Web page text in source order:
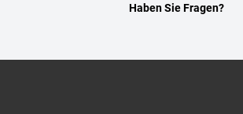
Haben Sie Fragen?